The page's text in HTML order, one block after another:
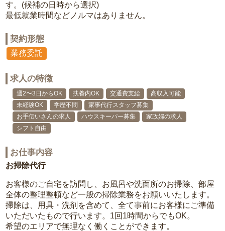
す。(候補の日時から選択)
最低就業時間などノルマはありません。
契約形態
業務委託
求人の特徴
週2〜3日からOK 扶養内OK 交通費支給
高収入可能
未経験OK
学歴不問
家事代行スタッフ募集
お手伝いさんの求人
ハウスキーパー募集
家政婦の求人
シフト自由
お仕事内容
お掃除代行
お客様のご自宅を訪問し、お風呂や洗面所のお掃除、部屋
全体の整理整頓など一般の掃除業務をお願いいたします。
掃除は、用具・洗剤を含めて、全て事前にお客様にご準備
いただいたもので行います。1回1時間からでもOK。
希望のエリアで無理なく働くことができます。